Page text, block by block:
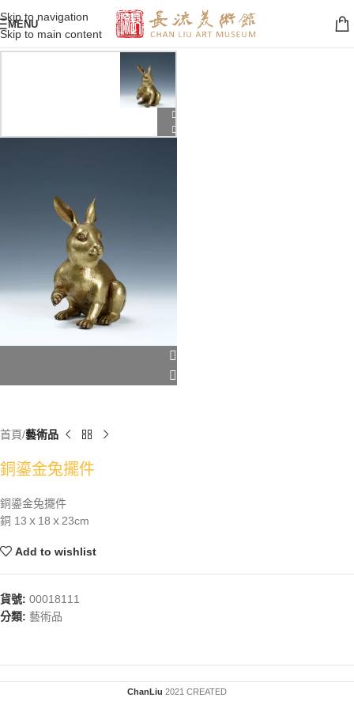
Skip to navigation
Skip to main content
MENU
首頁 藝術品
銅鎏金兔擺件
銅鎏金兔擺件
銅 13ｘ18ｘ23cm
Add to wishlist
貨號: 00018111
分類: 藝術品
ChanLiu 2021 CREATED